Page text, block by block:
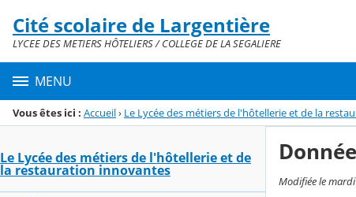
Menu de la rubrique
Contenu
Cité scolaire de Largentière
LYCEE DES METIERS HÔTELIERS / COLLEGE DE LA SEGALIERE
MENU
Vous êtes ici : Accueil› Le Lycée des métiers de l'hôtellerie et de la
Le Lycée des métiers de l'hôtellerie et de
la restauration innovantes
Modifiée le